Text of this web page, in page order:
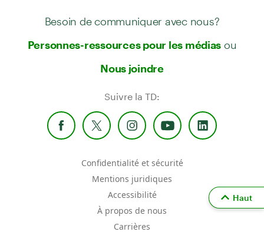
Besoin de communiquer avec nous?
Personnes-ressources pour les médias ou
Nous joindre
Suivre la TD:
Confidentialité et sécurité
Mentions juridiques
Accessibilité
À propos de nous
Carrières
Haut